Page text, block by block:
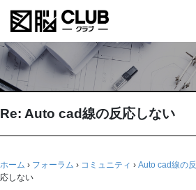
Re: Auto cad線の反応しない
ホーム › フォーラム › コミュニティ › Auto cad線の
応しない